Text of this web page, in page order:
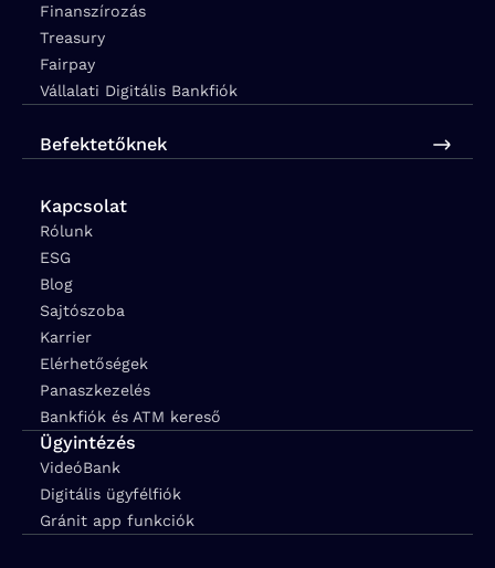
Finanszírozás
Treasury
Fairpay
Vállalati Digitális Bankfiók
Befektetőknek
Kapcsolat
Rólunk
ESG
Blog
Sajtószoba
Karrier
Elérhetőségek
Panaszkezelés
Bankfiók és ATM kereső
Ügyintézés
VideóBank
Digitális ügyfélfiók
Gránit app funkciók